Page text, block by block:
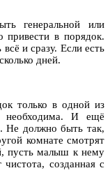
генеральной или
привести в порядок.
и сразу. Если есть
дней.
только в одной из
необходима. И ещё
Не должно быть так,
комнате смотрят
пусть малыш к нему
созданная с